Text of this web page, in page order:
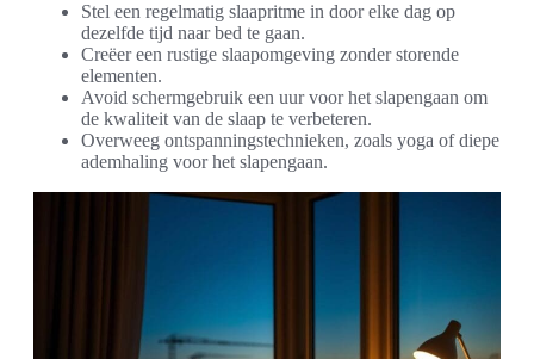
Stel een regelmatig slaapritme in door elke dag op
dezelfde tijd naar bed te gaan.
Creëer een rustige slaapomgeving zonder storende
elementen.
Avoid schermgebruik een uur voor het slapengaan om
de kwaliteit van de slaap te verbeteren.
Overweeg ontspanningstechnieken, zoals yoga of diepe
ademhaling voor het slapengaan.